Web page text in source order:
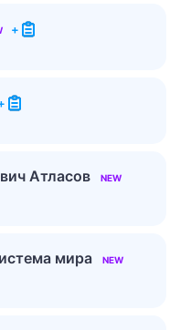
+
Атласов NEW
мира NEW